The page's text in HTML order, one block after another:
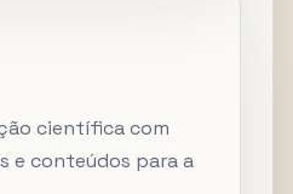
científica com
e conteúdos para a